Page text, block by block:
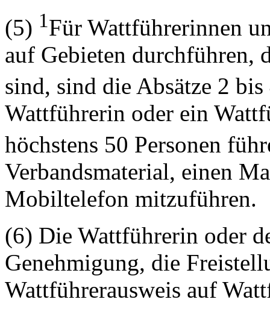
(5) 1Für Wattführerinnen
auf Gebieten durchführen,
sind, sind die Absätze 2
Wattführerin oder ein
höchstens 50 Personen
Verbandsmaterial, einen
Mobiltelefon mitzuführen.
(6) Die Wattführerin oder
Genehmigung, die
Wattführerausweis auf